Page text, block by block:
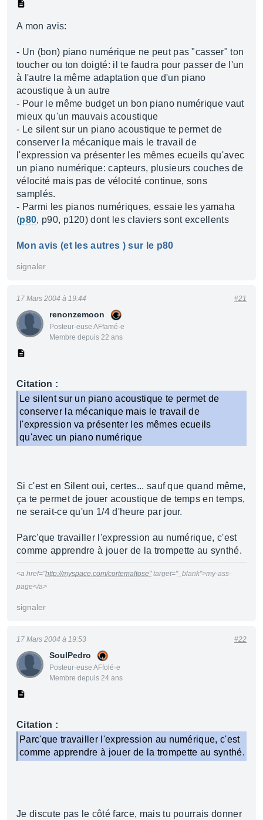
A mon avis:
- Un (bon) piano numérique ne peut pas "casser" ton
toucher ou ton doigté: il te faudra pour passer de l'un
à l'autre la même adaptation que d'un piano
acoustique à un autre
- Pour le même budget un bon piano numérique vaut
mieux qu'un mauvais acoustique
- Le silent sur un piano acoustique te permet de
conserver la mécanique mais le travail de
l'expression va présenter les mêmes ecueils qu'avec
un piano numérique: capteurs, plusieurs couches de
vélocité mais pas de vélocité continue, sons
samplés.
- Parmi les pianos numériques, essaie les yamaha
(p80, p90, p120) dont les claviers sont excellents
Mon avis (et les autres ) sur le p80
signaler
renonzemoon
Posteur·euse AFfamé·e
Membre depuis 22 ans
17 Mars 2004 à 19:44 #21
Citation :
Le silent sur un piano acoustique te permet de
conserver la mécanique mais le travail de
l'expression va présenter les mêmes ecueils
qu'avec un piano numérique
Si c'est en Silent oui, certes... sauf que quand même,
ça te permet de jouer acoustique de temps en temps,
ne serait-ce qu'un 1/4 d'heure par jour.
Parc'que travailler l'expression au numérique, c'est
comme apprendre à jouer de la trompette au synthé.
<a href="http://myspace.com/cortemaltose"target="_blank">my-ass-
page</a>
signaler
SoulPedro
Posteur·euse AFfolé·e
Membre depuis 24 ans
17 Mars 2004 à 19:53 #22
Citation :
Parc'que travailler l'expression au numérique, c'est
comme apprendre à jouer de la trompette au synthé.
Je discute pas le côté farce, mais tu pourrais donner